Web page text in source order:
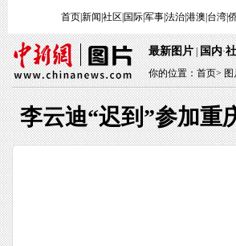
首页|新闻 社区 国际|军事|法治|港澳 台湾|
最新图片|国内·
你的位置：首页>图
李云迪“迟到”参加重